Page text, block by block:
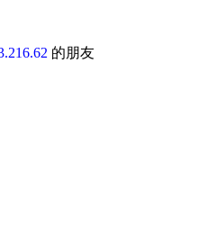
的朋友